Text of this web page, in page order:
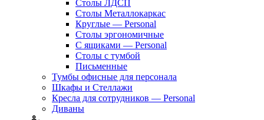
Столы ЛДСП
Столы Металлокаркас
Круглые — Personal
Столы эргономичные
С ящиками — Personal
Столы с тумбой
Письменные
Тумбы офисные для персонала
Шкафы и Стеллажи
Кресла для сотрудников — Personal
Диваны